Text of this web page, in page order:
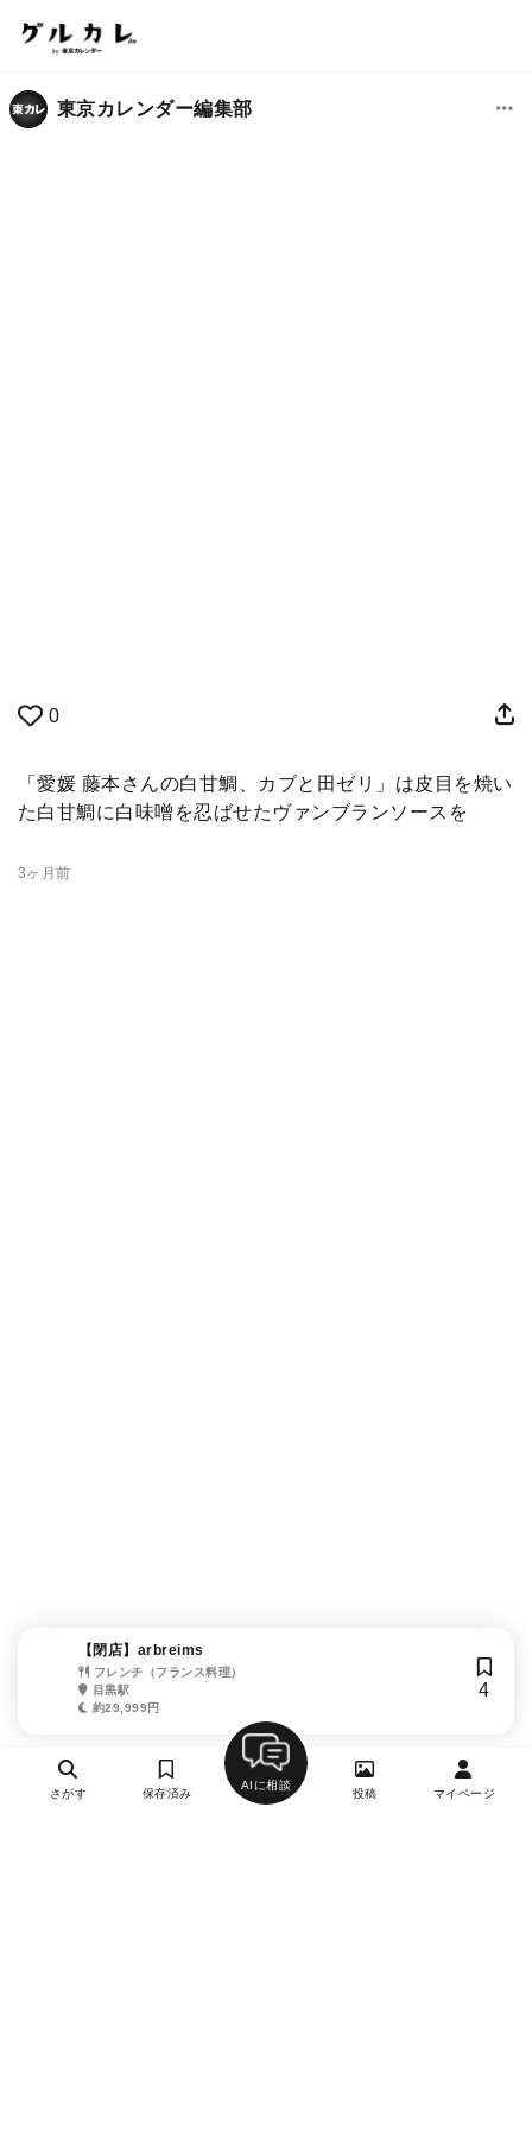
東京カレンダー編集部
0
「愛媛 藤本さんの白甘鯛、カブと田ゼリ」は皮目を焼い
た白甘鯛に白味噌を忍ばせたヴァンブランソースを
3ヶ月前
【閉店】arbreims
フレンチ（フランス料理）
目黒駅
約29,999円
4
さがす 保存済み
AIに相談
投稿 マイページ